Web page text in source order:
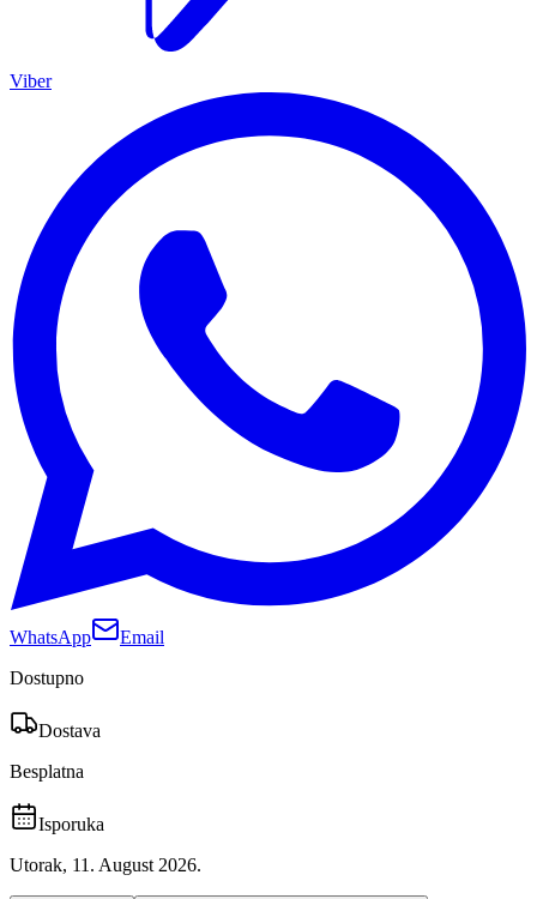
Viber
WhatsApp
Email
Dostupno
Dostava
Besplatna
Isporuka
Utorak, 11. August 2026.